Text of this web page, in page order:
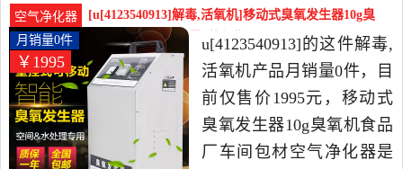
氧机，由上海发货。
空气净化器
[u[4123540913]解毒,活氧机]移动式臭氧发生器10g臭
氧机食品厂车月销量0件仅售1995元
￥1995
月销量0件
u[4123540913]的这件解毒,
活氧机产品月销量0件，目
前仅售价1995元，移动式
臭氧发生器10g臭氧机食品
厂车间包材空气净化器是